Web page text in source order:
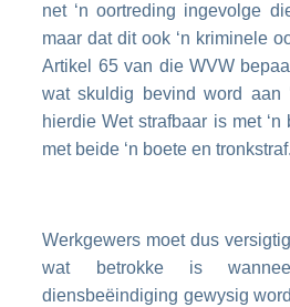
net ‘n oortreding ingevolge
maar dat dit ook ‘n kriminele
Artikel 65 van die WVW
wat skuldig bevind word aan
hierdie Wet strafbaar is met
met beide ‘n boete en
Werkgewers moet dus
wat betrokke is
diensbeëindiging gewysig